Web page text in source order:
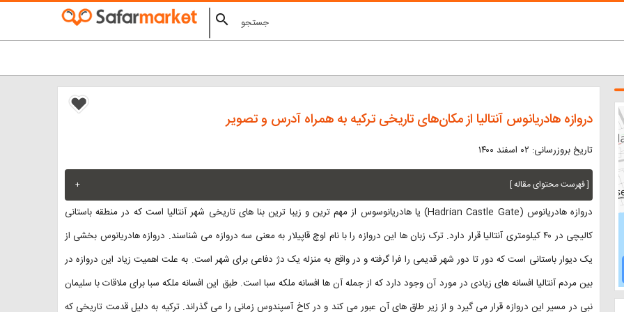
search
دروازه هادریانوس آنتالیا از مکان‌های تاریخی ترکیه به همراه آدرس و تصویر
تاریخ بروزرسانی: ۰۲ اسفند ۱۴۰۰
[ فهرست محتوای مقاله ] +
دروازه هادریانوس (Hadrian Castle Gate) یا هادریانوسوس از مهم ترین و زیبا ترین بنا های تاریخی شهر آنتالیا است که در منطقه باستانی
کالیچی در ۴۰ کیلومتری آنتالیا قرار دارد. ترک زبان ها این دروازه را با نام اوچ قاپیلار به معنی سه دروازه می شناسند. دروازه هادریانوس بخشی از
یک دیوار باستانی است که دور تا دور شهر قدیمی را فرا گرفته و در واقع به منزله یک دژ دفاعی برای شهر است. به علت اهمیت زیاد این دروازه در
بین مردم آنتالیا افسانه های زیادی در مورد آن وجود دارد که از جمله آن ها افسانه ملکه سبا است. طبق این افسانه ملکه سبا برای ملاقات با سلیمان
نبی در مسیر این دروازه قرار می گیرد و از زیر طاق های آن عبور می کند و در کاخ آسپندوس زمانی را می گذراند. ترکیه به دلیل قدمت تاریخی که